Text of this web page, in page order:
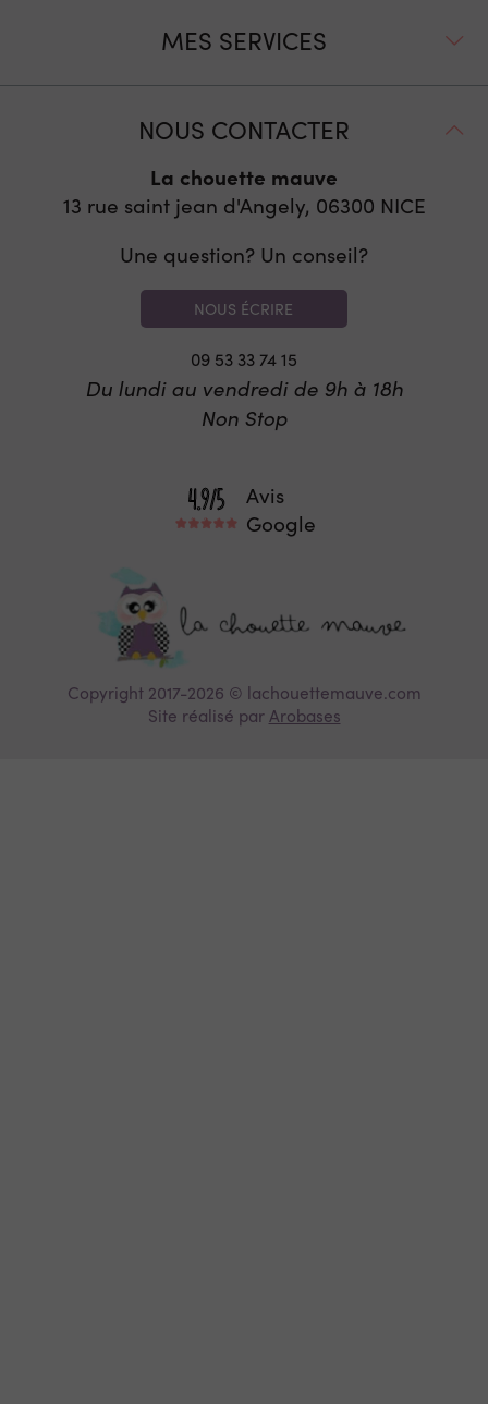
MES SERVICES
NOUS CONTACTER
La chouette mauve
13 rue saint jean d'Angely, 06300 NICE
Une question? Un conseil?
NOUS ÉCRIRE
09 53 33 74 15
Du lundi au vendredi de 9h à 18h
Non Stop
Avis
Google
Copyright 2017-2026 © lachouettemauve.com
Site réalisé par Arobases